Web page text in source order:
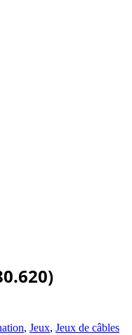
, Jeux, Jeux de câbles